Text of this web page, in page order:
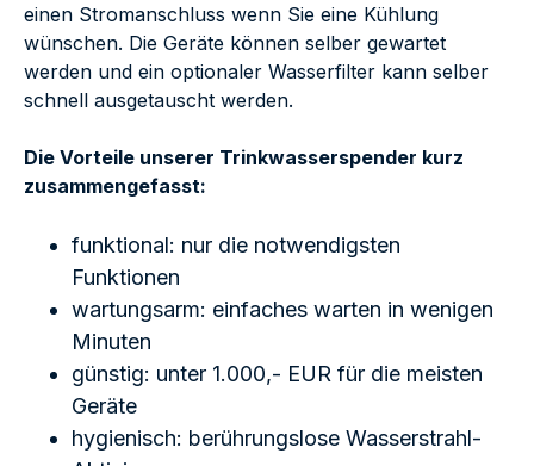
einen Stromanschluss wenn Sie eine Kühlung
wünschen. Die Geräte können selber gewartet
werden und ein optionaler Wasserfilter kann selber
schnell ausgetauscht werden.
Die Vorteile unserer Trinkwasserspender kurz
zusammengefasst:
funktional: nur die notwendigsten
Funktionen
wartungsarm: einfaches warten in wenigen
Minuten
günstig: unter 1.000,- EUR für die meisten
Geräte
hygienisch: berührungslose Wasserstrahl-